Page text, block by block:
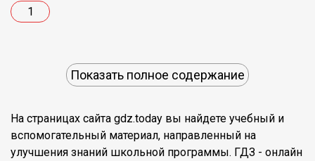
1
Показать полное содержание
На страницах сайта gdz.today вы найдете учебный и
вспомогательный материал, направленный на
улучшения знаний школьной программы. ГДЗ - онлайн